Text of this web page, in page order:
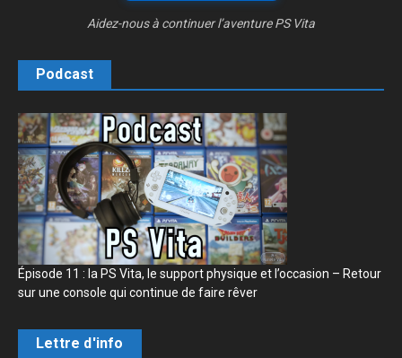
Aidez-nous à continuer l’aventure PS Vita
Podcast
Épisode 11 : la PS Vita, le support physique et l’occasion – Retour
sur une console qui continue de faire rêver
Lettre d'info